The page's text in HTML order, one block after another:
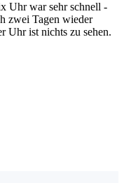
Uhr war sehr schnell -
zwei Tagen wieder
Uhr ist nichts zu sehen.